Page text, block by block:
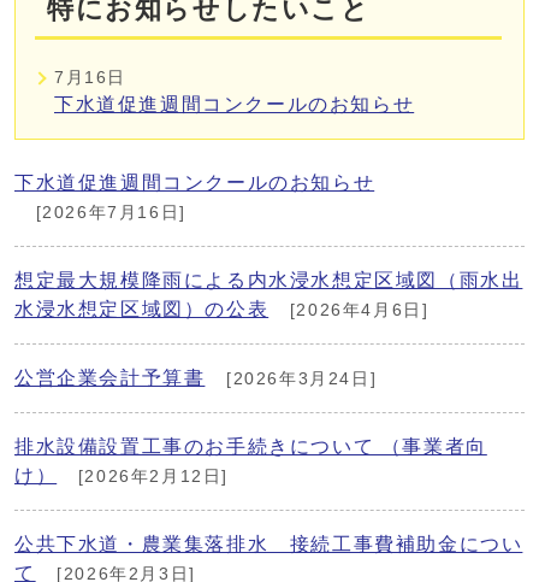
特にお知らせしたいこと
7月16日
下水道促進週間コンクールのお知らせ
下水道促進週間コンクールのお知らせ
[2026年7月16日]
想定最大規模降雨による内水浸水想定区域図（雨水出
水浸水想定区域図）の公表
[2026年4月6日]
公営企業会計予算書 [2026年3月24日]
排水設備設置工事のお手続きについて （事業者向
け）
[2026年2月12日]
公共下水道・農業集落排水 接続工事費補助金につい
て
[2026年2月3日]